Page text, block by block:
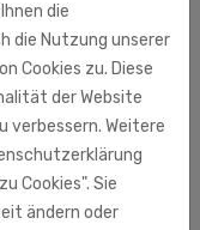
die
die Nutzung unserer
Cookies zu. Diese
der Website
verbessern. Weitere
Cookies". Sie
ändern oder